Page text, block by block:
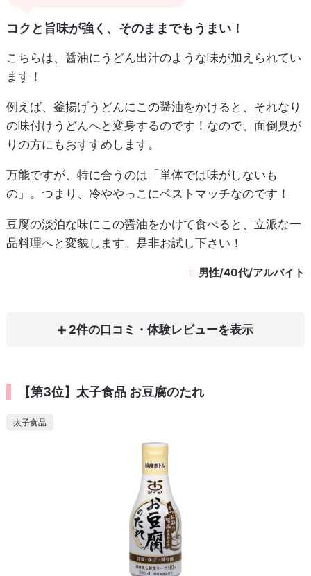
コクと旨味が強く、そのままでもうまい！
こちらは、醤油にうどん出汁のような味が加えられてい
ます！
例えば、釜揚げうどんにこの醤油をかけると、それなり
の味付けうどんへと変身するのです！なので、面倒臭が
りの方にもおすすめします。
万能ですが、特に合うのは「単体では味がしないも
の」。つまり、冷ややっこにベストマッチなのです！
豆腐の淡泊な味にこの醤油をかけて食べると、立派な一
品料理へと変貌します。是非お試し下さい！
男性/40代/アルバイト
2件の口コミ・体験レビュー
【第3位】太子食品 お豆腐のたれ
太子食品